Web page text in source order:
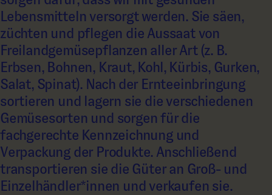
Lebensmitteln versorgt werden. Sie säen,
züchten und pflegen die Aussaat von
Freilandgemüsepflanzen aller Art (z. B.
Erbsen, Bohnen, Kraut, Kohl, Kürbis, Gurken,
Salat, Spinat). Nach der Ernteeinbringung
sortieren und lagern sie die verschiedenen
Gemüsesorten und sorgen für die
fachgerechte Kennzeichnung und
Verpackung der Produkte. Anschließend
transportieren sie die Güter an Groß- und
Einzelhändler*innen und verkaufen sie.